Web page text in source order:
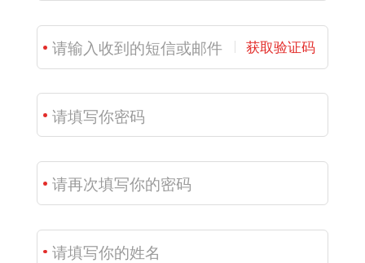
获取验证码